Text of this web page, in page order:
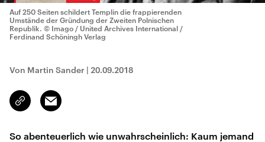
Auf 250 Seiten schildert Templin die frappierenden
Umstände der Gründung der Zweiten Polnischen
Republik. © Imago / United Archives International /
Ferdinand Schöningh Verlag
Von Martin Sander | 20.09.2018
Link
kopieren/teilen
Email
So abenteuerlich wie unwahrscheinlich: Kaum jemand